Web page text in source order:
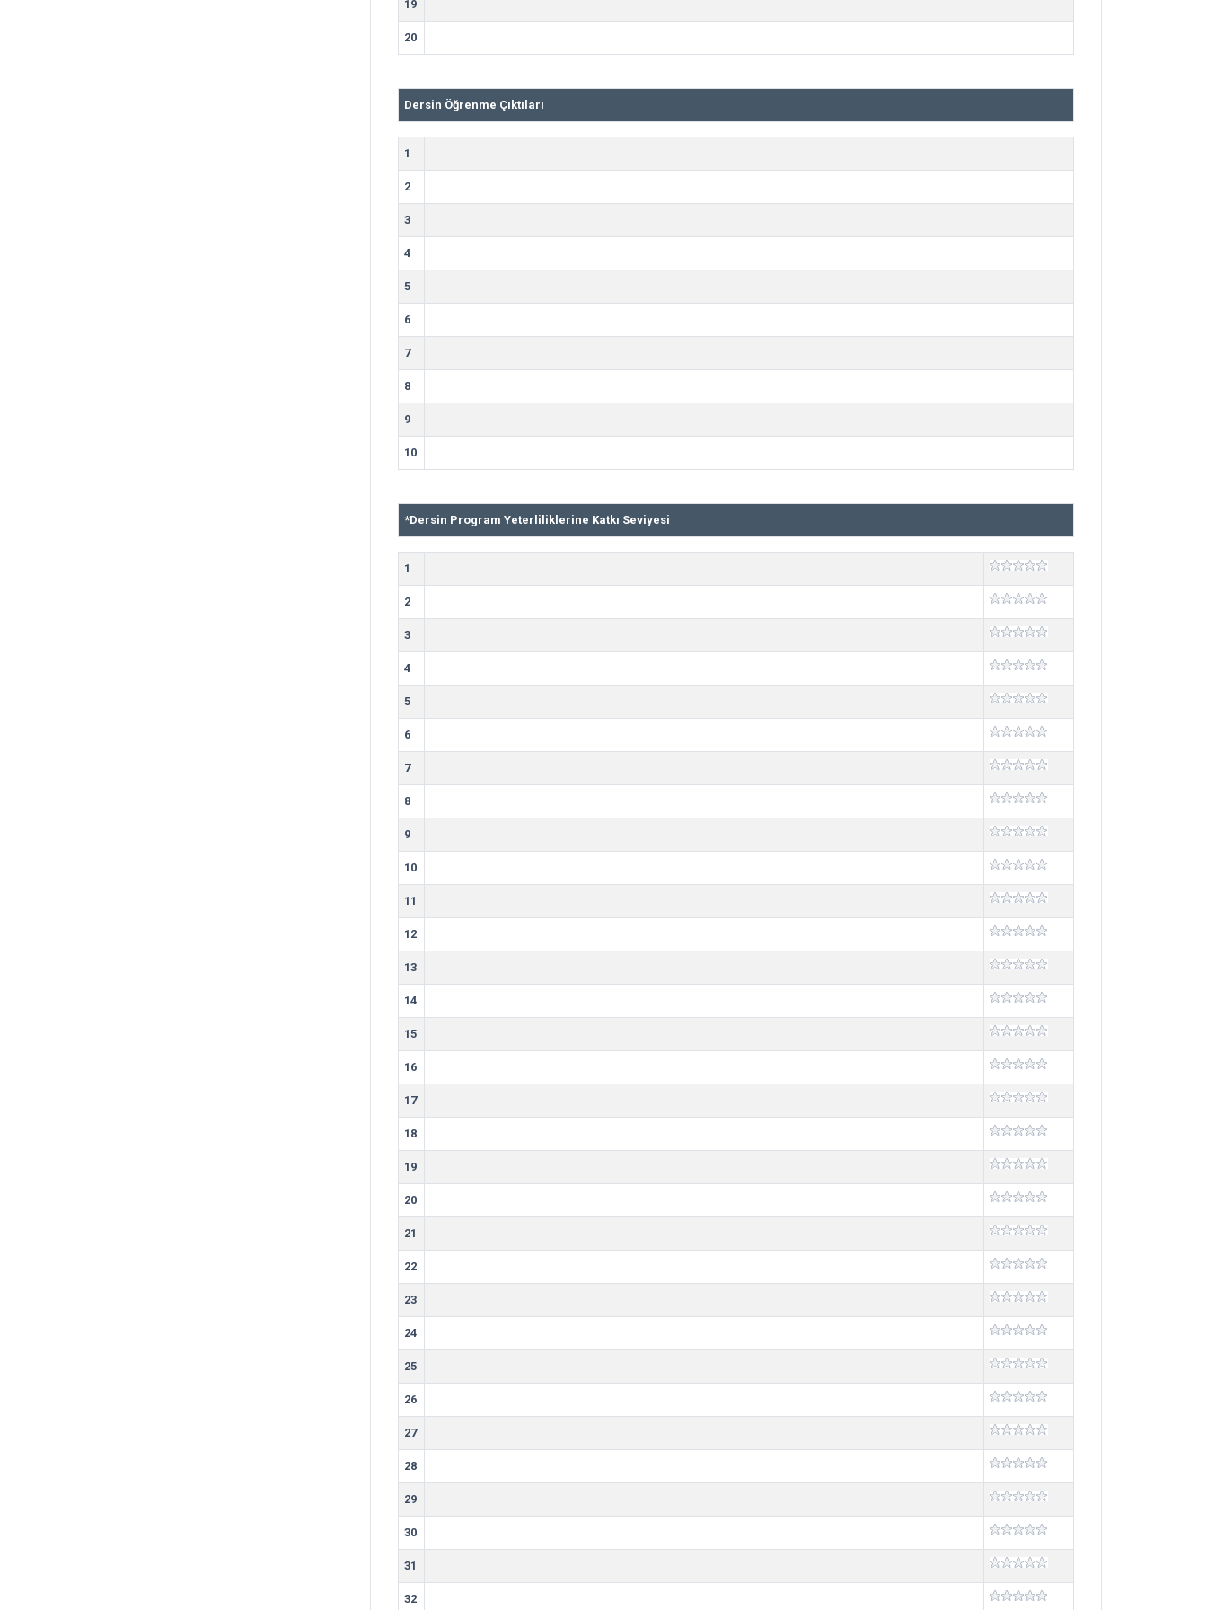
19
20
Dersin Öğrenme Çıktıları
1
2
3
4
5
6
7
8
9
10
*Dersin Program Yeterliliklerine Katkı Seviyesi
1
2
3
4
5
6
7
8
9
10
11
12
13
14
15
16
17
18
19
20
21
22
23
24
25
26
27
28
29
30
31
32